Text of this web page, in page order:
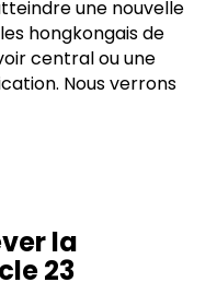
une nouvelle
hongkongais de
central ou une
Nous verrons
la
23